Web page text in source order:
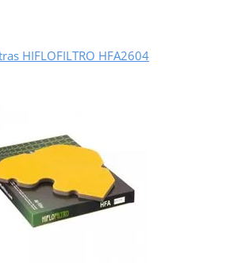
HIFLOFILTRO HFA2604